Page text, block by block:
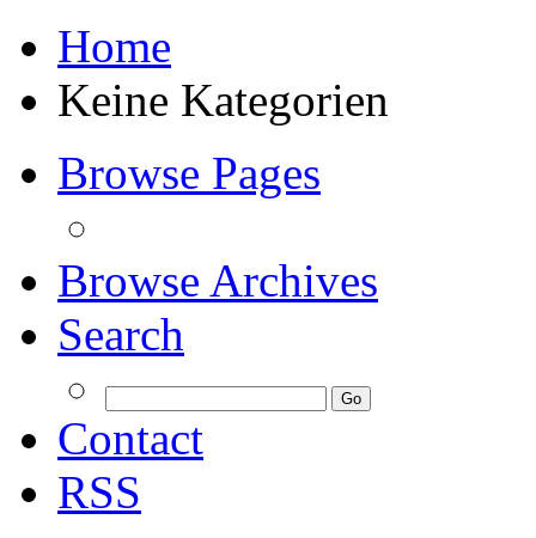
Home
Keine Kategorien
Browse Pages
Browse Archives
Search
Contact
RSS